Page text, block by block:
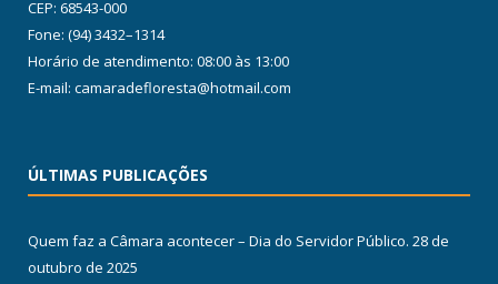
CEP: 68543-000
Fone: (94) 3432–1314
Horário de atendimento: 08:00 às 13:00
E-mail: camaradefloresta@hotmail.com
ÚLTIMAS PUBLICAÇÕES
Quem faz a Câmara acontecer – Dia do Servidor Público. 28 de
outubro de 2025